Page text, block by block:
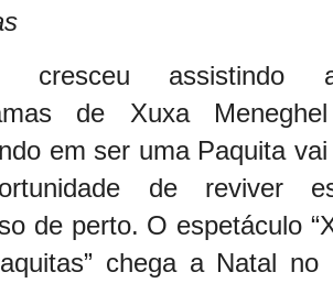
cresceu assistindo
de Xuxa
em ser uma Paquita
de reviver
de perto. O espetáculo
chega a Natal no